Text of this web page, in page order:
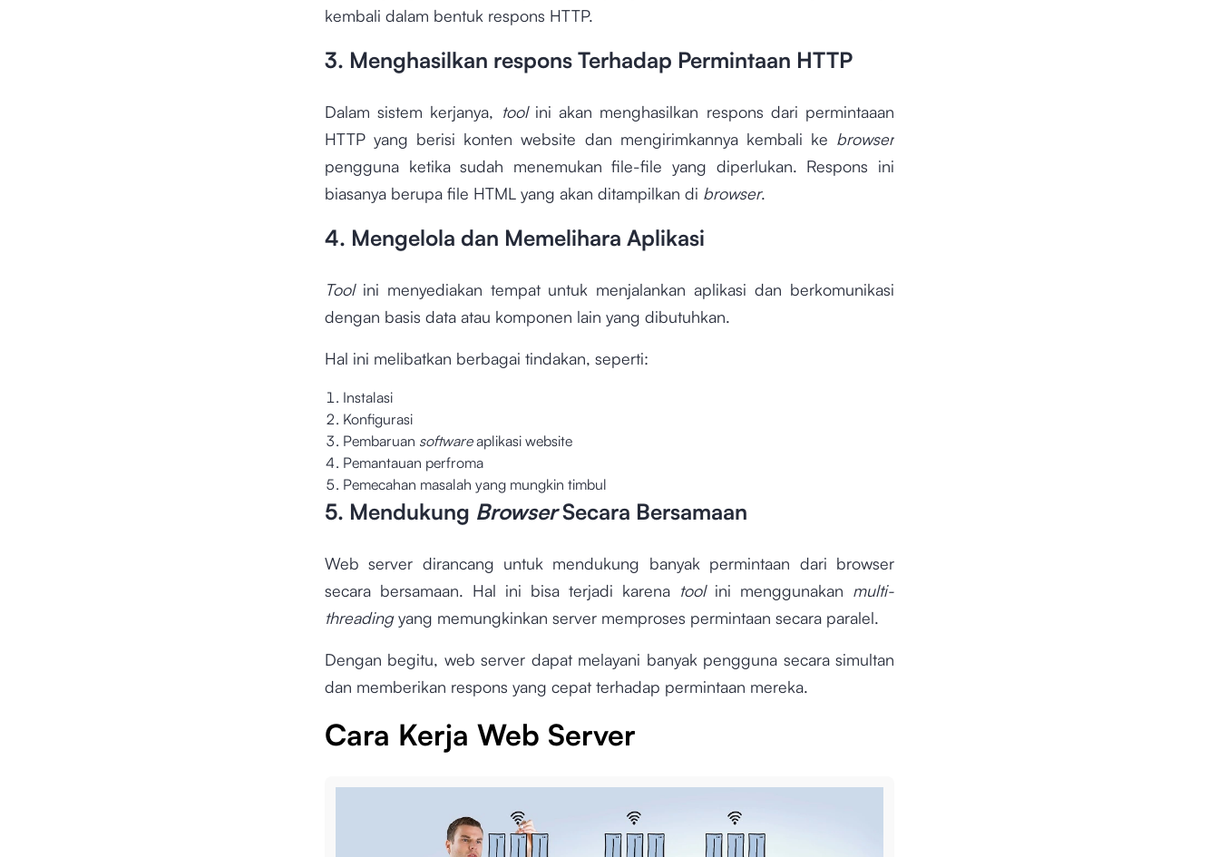
kembali dalam bentuk respons HTTP.
3. Menghasilkan respons Terhadap Permintaan HTTP
Dalam sistem kerjanya, tool ini akan menghasilkan respons dari permintaaan
HTTP yang berisi konten website dan mengirimkannya kembali ke browser
pengguna ketika sudah menemukan file-file yang diperlukan. Respons ini
biasanya berupa file HTML yang akan ditampilkan di browser.
4. Mengelola dan Memelihara Aplikasi
Tool ini menyediakan tempat untuk menjalankan aplikasi dan berkomunikasi
dengan basis data atau komponen lain yang dibutuhkan.
Hal ini melibatkan berbagai tindakan, seperti:
Instalasi
Konfigurasi
Pembaruan softwareaplikasi website
Pemantauan perfroma
Pemecahan masalah yang mungkin timbul
5. Mendukung BrowserSecara Bersamaan
Web server dirancang untuk mendukung banyak permintaan dari browser
secara bersamaan. Hal ini bisa terjadi karena tool ini menggunakan multi-
threadingyang memungkinkan server memproses permintaan secara paralel.
Dengan begitu, web server dapat melayani banyak pengguna secara simultan
dan memberikan respons yang cepat terhadap permintaan mereka.
Cara Kerja Web Server